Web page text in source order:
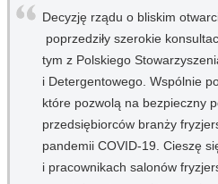
Decyzję rządu o bliskim
poprzedziły szerokie
tym z Polskiego
i Detergentowego. Wspólnie
które pozwolą na bezpieczny
przedsiębiorców branży
pandemii COVID-19. Cieszę
i pracownikach salonów